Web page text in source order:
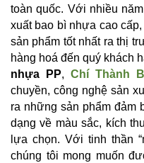
toàn quốc. Với nhiều
xuất bao bì nhựa cao
sản phẩm tốt nhất ra thị
hàng hoá đến quý khách
nhựa PP, Chí Thành
chuyền, công nghệ sản
ra những sản phẩm đảm
dạng về màu sắc, kích
lựa chọn. Với tinh thần
chúng tôi mong muốn